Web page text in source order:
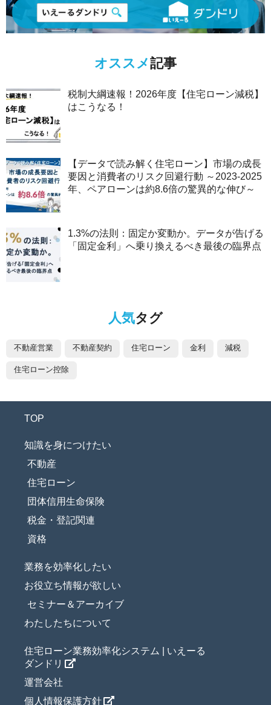
オススメ記事
税制大綱速報！2026年度【住宅ローン減税】
はこうなる！
【データで読み解く住宅ローン】市場の成長
要因と消費者のリスク回避行動 ～2023-2025
年、ペアローンは約8.6倍の驚異的な伸び～
1.3%の法則：固定か変動か。データが告げる
「固定金利」へ乗り換えるべき最後の臨界点
人気タグ
不動産営業 不動産契約 住宅ローン 金利 減税
住宅ローン控除
TOP
知識を身につけたい
不動産
住宅ローン
団体信用生命保険
税金・登記関連
資格
業務を効率化したい
お役立ち情報が欲しい
セミナー＆アーカイブ
わたしたちについて
住宅ローン業務効率化システム | いえーる
ダンドリ
運営会社
個人情報保護方針